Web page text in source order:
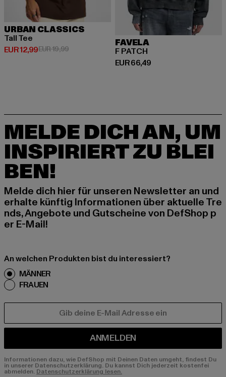
URBAN CLASSICS
Tall Tee
EUR 12,99
Derzeitiger Preis: EUR 12,99
EUR 19,99Aktionspreis: EUR 19,99
FAVELA
F PATCH
EUR 66,49
Derzeitiger Preis: EUR 66,49
MELDE DICH AN, UM
INSPIRIERT ZU BLEI
BEN!
Melde dich hier für unseren Newsletter an und
erhalte künftig Informationen über aktuelle Tre
nds, Angebote und Gutscheine von DefShop p
er E-Mail!
An welchen Produkten bist du interessiert?
MÄNNER
FRAUEN
ANMELDEN
Informationen dazu, wie DefShop mit Deinen Daten umgeht, findest Du
in unserer Datenschutzerklärung. Du kannst Dich jederzeit kostenfei
abmelden. Datenschutzerklärung lesen.